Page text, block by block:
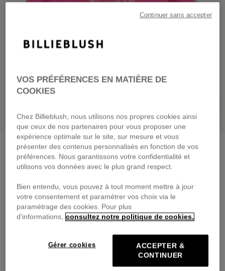
Pull fin en tricotrose flash
dès 59,00 €
Payez en 4 fois sans frais avec
🔒Paiement sécurisé & retours faciles
DESCRIPTION
COMPOSITION
VOS PRÉFÉRENCES EN MATIÈRE DE
COOKIES
Chez Billieblush, nous utilisons nos propres cookies ainsi
que ceux de nos partenaires pour vous proposer une
expérience optimale sur le site, sur mesure et vous
présenter des contenus personnalisés en fonction de vos
préférences. Nous garantissons votre confidentialité et
utilisons vos données avec le plus grand respect.
Bien entendu, vous pouvez à tout moment mettre à jour
votre consentement et paramétrer vos choix via le
paramétrage des cookies. Pour plus
d'informations, consultez notre politique de cookies.
Gérer cookies
ACCEPTER &
CONTINUER
Continuer sans accepter